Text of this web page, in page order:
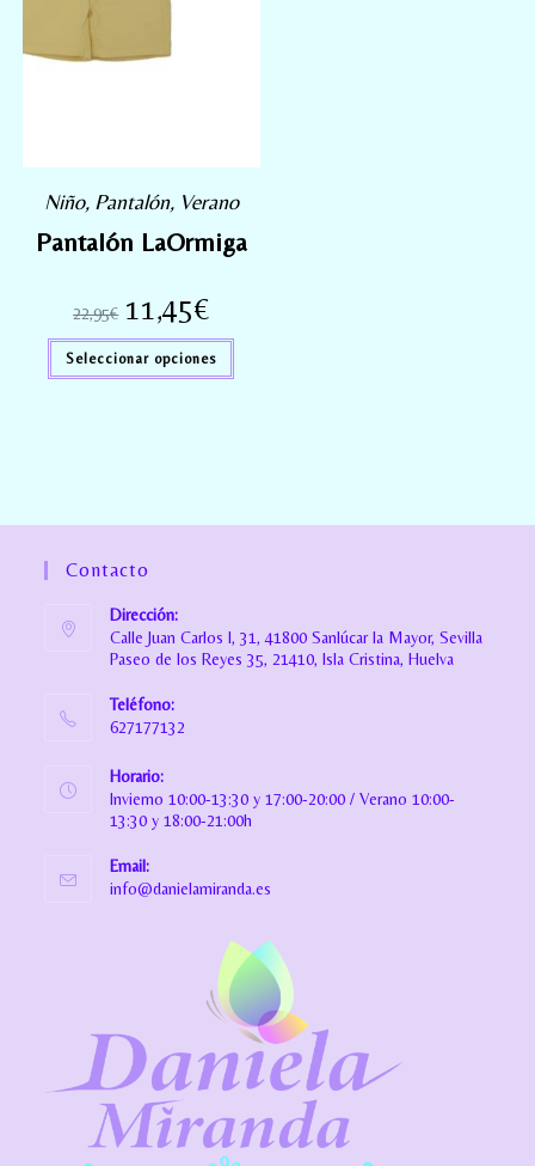
Niño, Pantalón, Verano
Pantalón LaOrmiga
22,95€ 11,45€
Seleccionar opciones
Contacto
Dirección:
Calle Juan Carlos I, 31, 41800 Sanlúcar la Mayor, Sevilla
Paseo de los Reyes 35, 21410, Isla Cristina, Huelva
Teléfono:
627177132
Horario:
Invierno 10:00-13:30 y 17:00-20:00 / Verano 10:00-
13:30 y 18:00-21:00h
Email:
info@danielamiranda.es